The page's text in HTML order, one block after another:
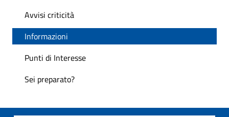
Avvisi criticità
Informazioni
Punti di Interesse
Sei preparato?